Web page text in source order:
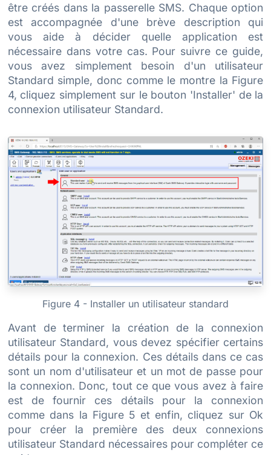
être créés dans la passerelle SMS. Chaque option
est accompagnée d'une brève description qui
vous aide à décider quelle application est
nécessaire dans votre cas. Pour suivre ce guide,
vous avez simplement besoin d'un utilisateur
Standard simple, donc comme le montre la Figure
4, cliquez simplement sur le bouton 'Installer' de la
connexion utilisateur Standard.
Figure 4 - Installer un utilisateur standard
Avant de terminer la création de la connexion
utilisateur Standard, vous devez spécifier certains
détails pour la connexion. Ces détails dans ce cas
sont un nom d'utilisateur et un mot de passe pour
la connexion. Donc, tout ce que vous avez à faire
est de fournir ces détails pour la connexion
comme dans la Figure 5 et enfin, cliquez sur Ok
pour créer la première des deux connexions
utilisateur Standard nécessaires pour compléter ce